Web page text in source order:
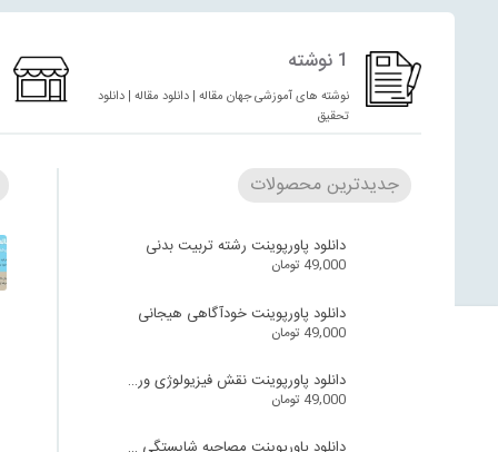
1 نوشته
نوشته های آموزشی جهان مقاله | دانلود مقاله | دانلود
تحقیق
جدیدترین محصولات
دانلود پاورپوینت رشته تربیت بدنی
49,000 تومان
دانلود پاورپوینت خودآگاهی هیجانی
49,000 تومان
دانلود پاورپوینت نقش فیزیولوژی ورزش در سالمندان
49,000 تومان